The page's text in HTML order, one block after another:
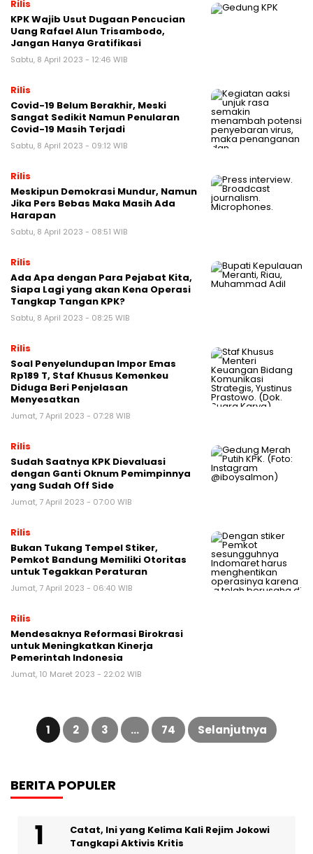
Rilis
KPK Wajib Usut Dugaan Pencucian
Uang Rafael Alun Trisambodo,
Jangan Hanya Gratifikasi
Sabtu, 8 April 2023 - 12:46 WIB
Rilis
Covid-19 Belum Berakhir, Meski
Sangat Sedikit Namun Penularan
Covid-19 Masih Terjadi
Sabtu, 8 April 2023 - 09:12 WIB
Rilis
Meskipun Demokrasi Mundur, Namun
Jika Pers Bebas Maka Masih Ada
Harapan
Sabtu, 8 April 2023 - 08:51 WIB
Rilis
Ada Apa dengan Para Pejabat Kita,
Siapa Lagi yang akan Kena Operasi
Tangkap Tangan KPK?
Sabtu, 8 April 2023 - 08:25 WIB
Rilis
Soal Penyelundupan Impor Emas
Rp189 T, Staf Khusus Kemenkeu
Diduga Beri Penjelasan
Menyesatkan
Jumat, 7 April 2023 - 07:28 WIB
Rilis
Sudah Saatnya KPK Dievaluasi
dengan Ganti Oknum Pemimpinnya
yang Sudah Off Side
Jumat, 7 April 2023 - 07:00 WIB
Rilis
Bukan Tukang Tempel Stiker,
Pemkot Bandung Memiliki Otoritas
untuk Tegakkan Peraturan
Jumat, 7 April 2023 - 06:40 WIB
Rilis
Mendesaknya Reformasi Birokrasi
untuk Meningkatkan Kinerja
Pemerintah Indonesia
Jumat, 10 Maret 2023 - 22:02 WIB
Paginasi
pos
1 2 3 … 74 Selanjutnya
BERITA POPULER
Catat, Ini yang Kelima Kali Rejim Jokowi
Tangkapi Aktivis Kritis